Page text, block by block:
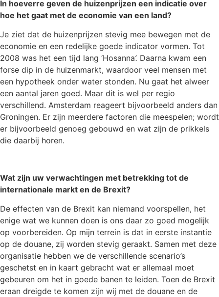
In hoeverre geven de huizenprijzen een indicatie over
hoe het gaat met de economie van een land?
Je ziet dat de huizenprijzen stevig mee bewegen met de
economie en een redelijke goede indicator vormen. Tot
2008 was het een tijd lang ‘Hosanna’. Daarna kwam een
forse dip in de huizenmarkt, waardoor veel mensen met
een hypotheek onder water stonden. Nu gaat het alweer
een aantal jaren goed. Maar dit is wel per regio
verschillend. Amsterdam reageert bijvoorbeeld anders dan
Groningen. Er zijn meerdere factoren die meespelen; wordt
er bijvoorbeeld genoeg gebouwd en wat zijn de prikkels
die daarbij horen.
Wat zijn uw verwachtingen met betrekking tot de
internationale markt en de Brexit?
De effecten van de Brexit kan niemand voorspellen, het
enige wat we kunnen doen is ons daar zo goed mogelijk
op voorbereiden. Op mijn terrein is dat in eerste instantie
op de douane, zij worden stevig geraakt. Samen met deze
organisatie hebben we de verschillende scenario’s
geschetst en in kaart gebracht wat er allemaal moet
gebeuren om het in goede banen te leiden. Toen de Brexit
eraan dreigde te komen zijn wij met de douane en de